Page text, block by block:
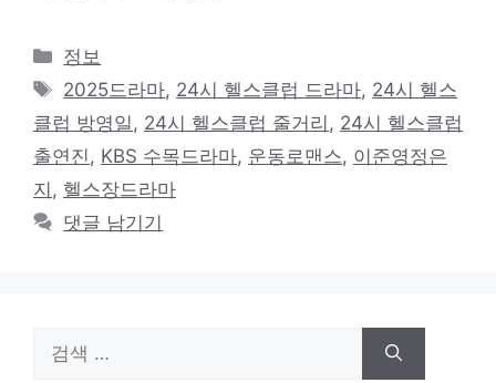
카
테
리
정보
태
그
2025드라마, 24시 헬스클럽 드라마, 24시 헬스
클럽 방영일 , 24시 헬스클럽 줄거리 , 24시 헬스클럽
출연진 , KBS 수목드라마, 운동로맨스, 이준영정은
지 , 헬스장드라마
댓글 남기기
색: